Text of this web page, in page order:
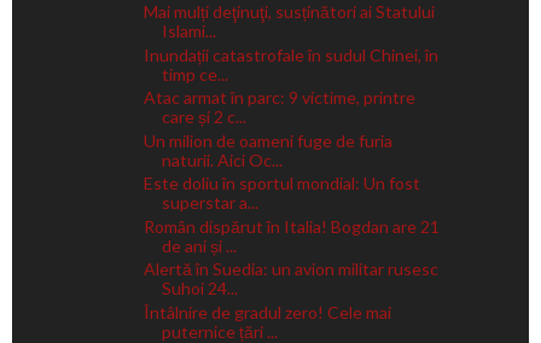
Mai mulți deţinuţi, susținători ai Statului
Islami...
Inundații catastrofale în sudul Chinei, în
timp ce...
Atac armat în parc: 9 victime, printre
care și 2 c...
Un milion de oameni fuge de furia
naturii. Aici Oc...
Este doliu în sportul mondial: Un fost
superstar a...
Român dispărut în Italia! Bogdan are 21
de ani și ...
Alertă în Suedia: un avion militar rusesc
Suhoi 24...
Întâlnire de gradul zero! Cele mai
puternice țări ...